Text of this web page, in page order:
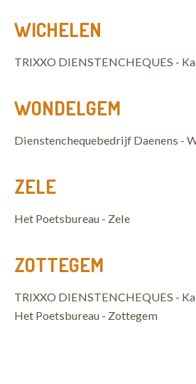
WICHELEN
TRIXXO DIENSTENCHEQUES -
WONDELGEM
Dienstenchequebedrijf Daenens -
ZELE
Het Poetsbureau - Zele
ZOTTEGEM
TRIXXO DIENSTENCHEQUES -
Het Poetsbureau - Zottegem